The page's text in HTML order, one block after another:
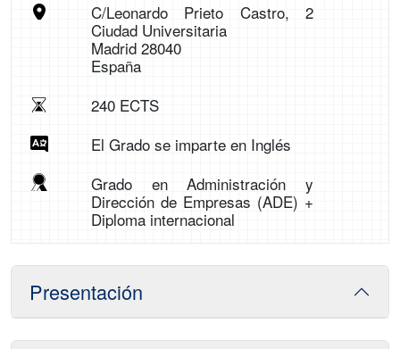
C/Leonardo Prieto Castro, 2
Ciudad Universitaria
Madrid 28040
España
240 ECTS
El Grado se imparte en Inglés
Grado en Administración y
Dirección de Empresas (ADE) +
Diploma internacional
Presentación